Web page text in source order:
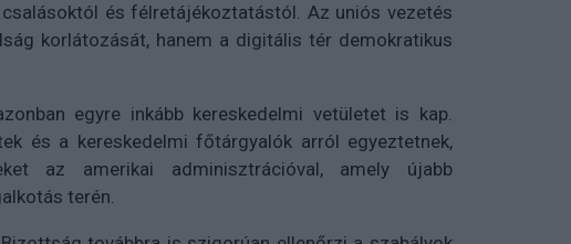
és félretájékoztatástól. Az uniós vezetés
korlátozását, hanem a digitális tér demokratikus
egyre inkább kereskedelmi vetületet is kap.
és a kereskedelmi főtárgyalók arról egyeztetnek,
az amerikai adminisztrációval, amely újabb
terén.